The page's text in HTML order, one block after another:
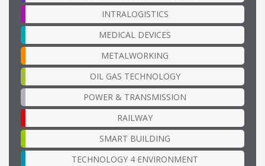
INTRALOGISTICS
MEDICAL DEVICES
METALWORKING
OIL GAS TECHNOLOGY
POWER & TRANSMISSION
RAILWAY
SMART BUILDING
TECHNOLOGY 4 ENVIRONMENT